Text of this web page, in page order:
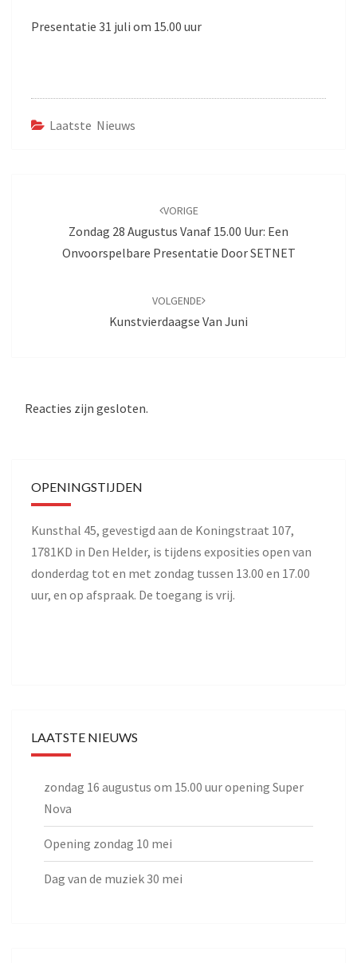
Presentatie 31 juli om 15.00 uur
Laatste Nieuws
VORIGE
Zondag 28 Augustus Vanaf 15.00 Uur: Een
Onvoorspelbare Presentatie Door SETNET
VOLGENDE
Kunstvierdaagse Van Juni
Reacties zijn gesloten.
OPENINGSTIJDEN
Kunsthal 45, gevestigd aan de Koningstraat 107,
1781KD in Den Helder, is tijdens exposities open van
donderdag tot en met zondag tussen 13.00 en 17.00
uur, en op afspraak. De toegang is vrij.
LAATSTE NIEUWS
zondag 16 augustus om 15.00 uur opening Super
Nova
Opening zondag 10 mei
Dag van de muziek 30 mei